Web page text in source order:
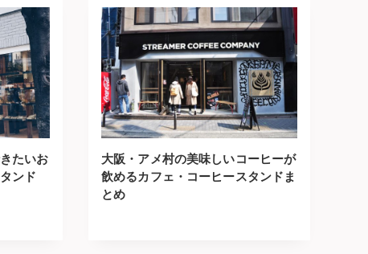
たいお
ンド
大阪・アメ村の美味しいコーヒーが
飲めるカフェ・コーヒースタンドま
とめ